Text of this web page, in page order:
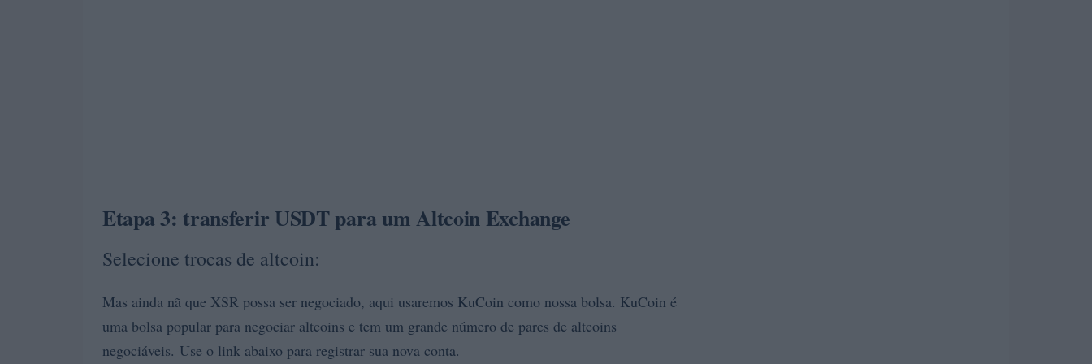
Etapa 3: transferir USDT para um Altcoin Exchange
Selecione trocas de altcoin:
Mas ainda nã que XSR possa ser negociado, aqui usaremos KuCoin como nossa bolsa. KuCoin é
uma bolsa popular para negociar altcoins e tem um grande número de pares de altcoins
negociáveis. Use o link abaixo para registrar sua nova conta.